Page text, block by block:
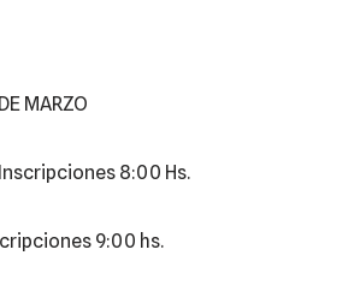
MARZO
8:00 Hs.
9:00 hs.